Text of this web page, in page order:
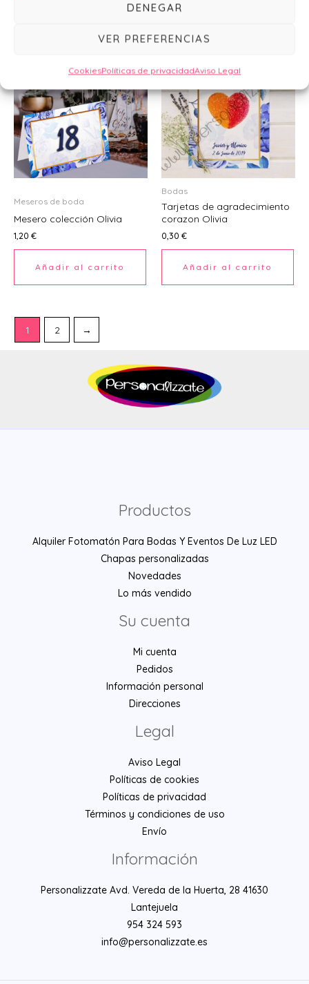
DENEGAR
VER PREFERENCIAS
CookiesPolíticas de privacidadAviso Legal
Meseros de boda
Mesero colección Olivia
1,20 €
Añadir al carrito
Bodas
Tarjetas de agradecimiento
corazon Olivia
0,30 €
Añadir al carrito
1 2 →
Productos
Alquiler Fotomatón Para Bodas Y Eventos De Luz LED
Chapas personalizadas
Novedades
Lo más vendido
Su cuenta
Mi cuenta
Pedidos
Información personal
Direcciones
Legal
Aviso Legal
Políticas de cookies
Políticas de privacidad
Términos y condiciones de uso
Envío
Información
Personalizzate Avd. Vereda de la Huerta, 28 41630
Lantejuela
954 324 593
info@personalizzate.es